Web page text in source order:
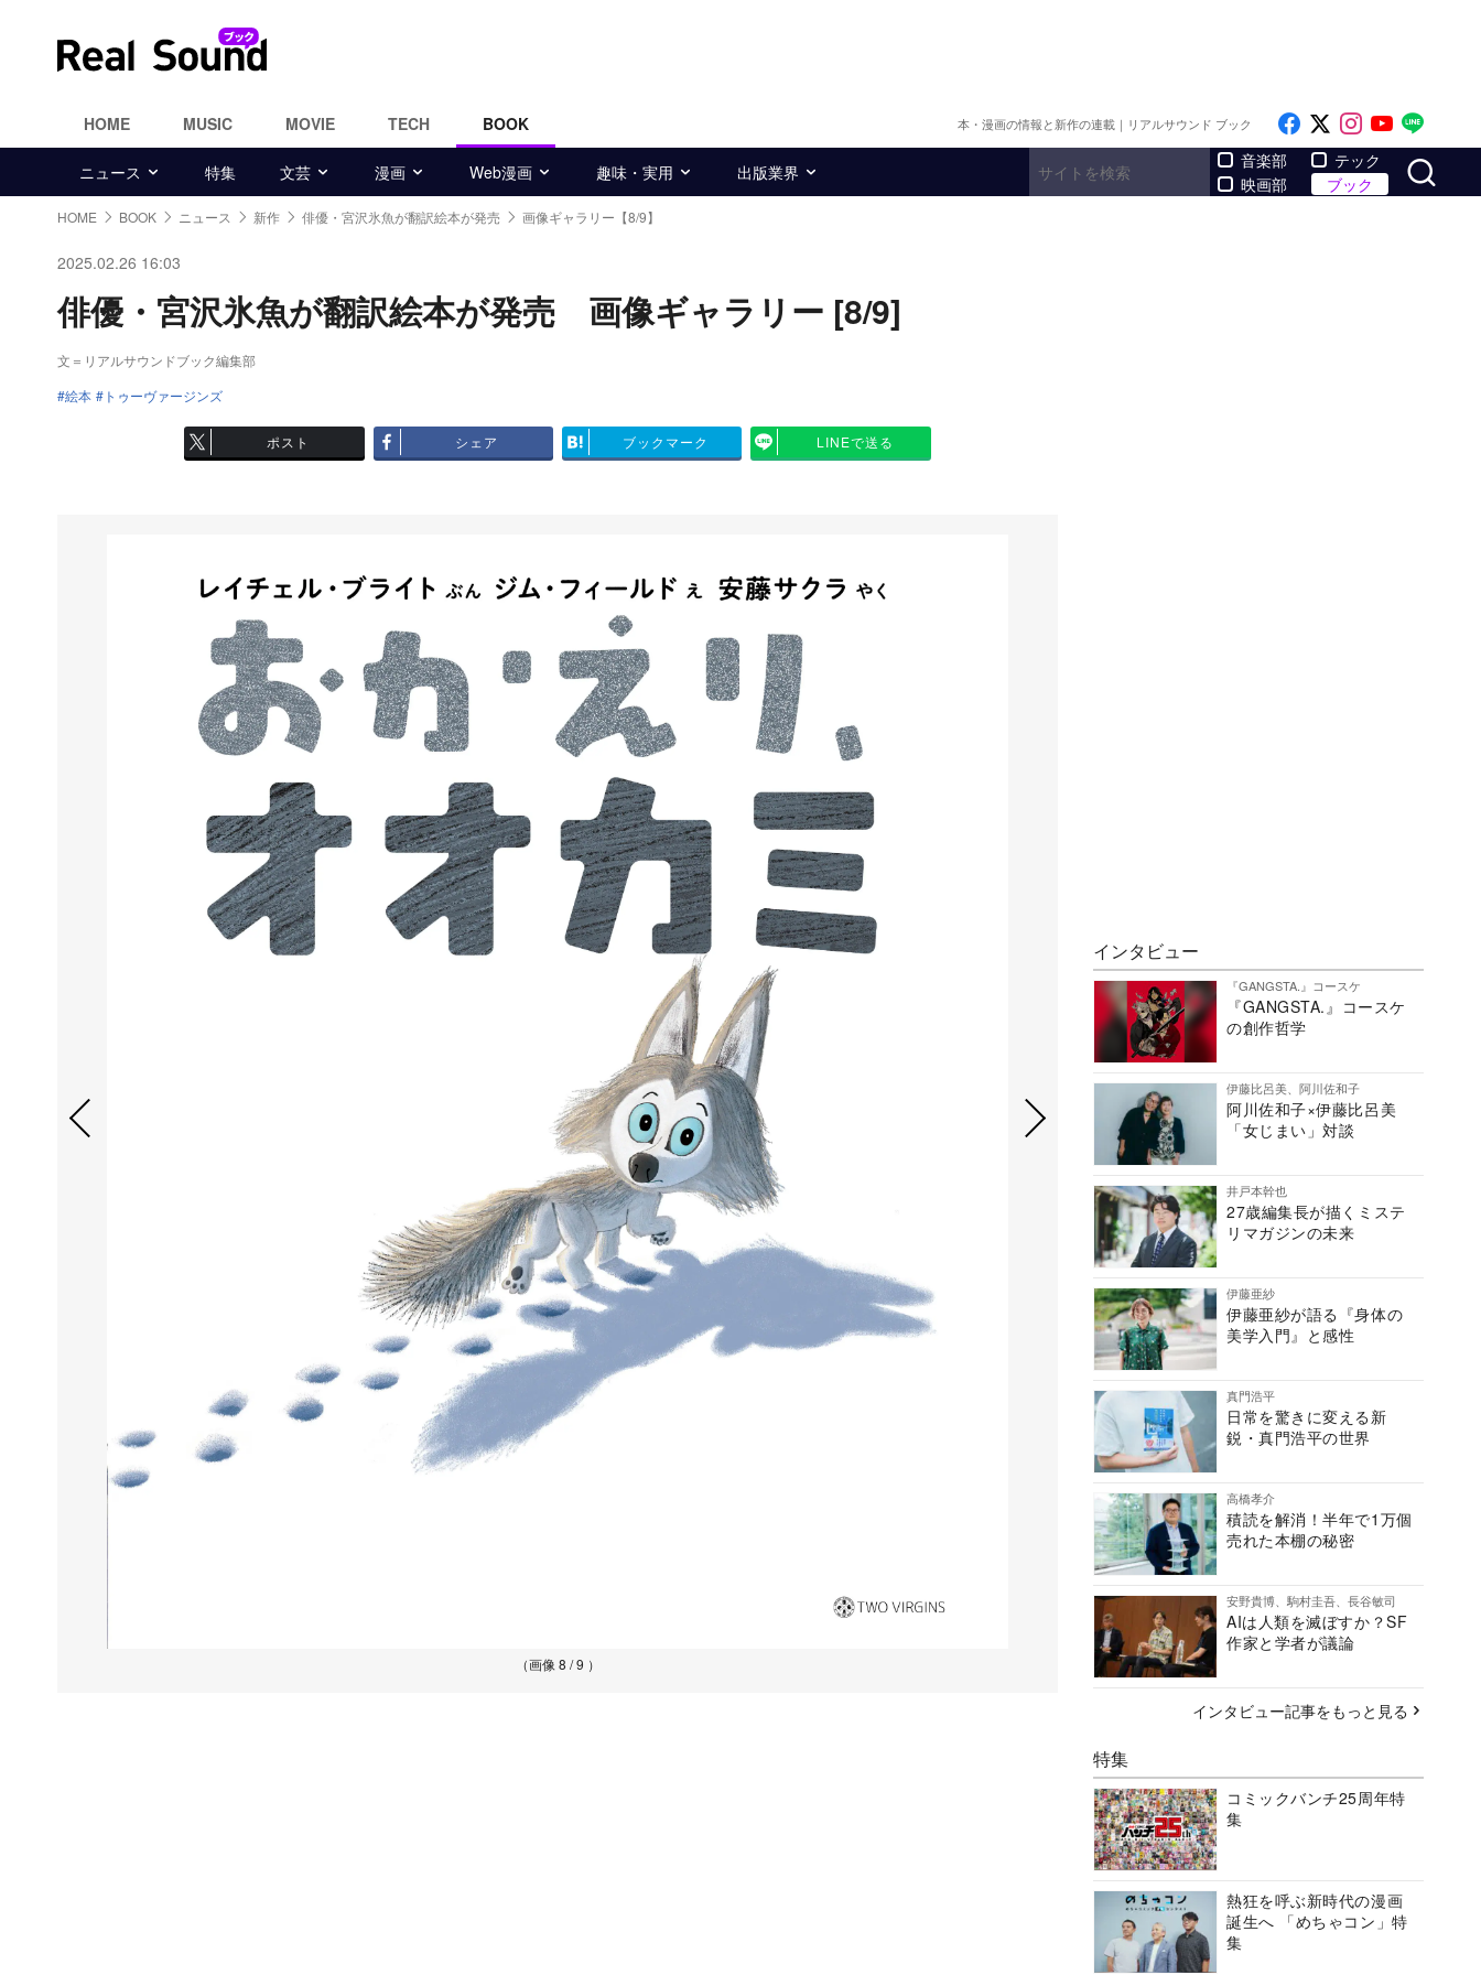
HOME MUSIC MOVIE TECH BOOK 本・漫画の情報と新作の連載｜リアルサウンド ブック Like on Facebook
Follow on x
Follow on
Follow
ニュース 特集 文芸 漫画 Web漫画 趣味・実用 出版業界
音楽部
映画部
テック
ブック
HOME BOOK ニュース 新作 俳優・宮沢氷魚が翻訳絵本が発売 画像ギャラリー【8/9】
2025.02.26 16:03
俳優・宮沢氷魚が翻訳絵本が発売 画像ギャラリー [8/9]
文＝リアルサウンドブック編集部
絵本
トゥーヴァージンズ
ポスト シェア ブックマーク LINEで送る
（画像 8 / 9 ）
インタビュー
『GANGSTA.』コースケ
『GANGSTA.』コースケ
の創作哲学
伊藤比呂美、阿川佐和子
阿川佐和子×伊藤比呂美
「女じまい」対談
井戸本幹也
27歳編集長が描くミステ
リマガジンの未来
伊藤亜紗
伊藤亜紗が語る『身体の
美学入門』と感性
真門浩平
日常を驚きに変える新
鋭・真門浩平の世界
高橋孝介
積読を解消！半年で1万個
売れた本棚の秘密
安野貴博、駒村圭吾、長谷敏司
AIは人類を滅ぼすか？SF
作家と学者が議論
インタビュー記事をもっと見る
特集
コミックバンチ25周年特
集
熱狂を呼ぶ新時代の漫画
誕生へ 「めちゃコン」特
集